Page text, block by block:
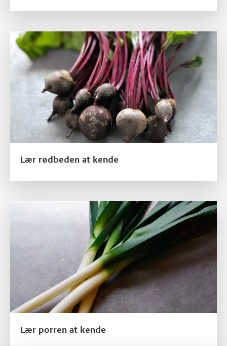
Læs mere om Lær rødbeden at kende
Lær rødbeden at kende
Læs mere om Lær porren at kende
Lær porren at kende